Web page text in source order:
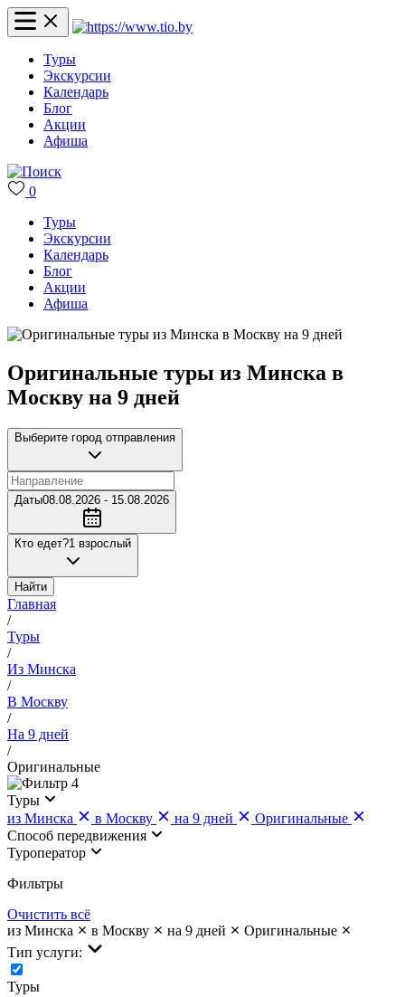
Туры
Экскурсии
Календарь
Блог
Акции
Афиша
0
Туры
Экскурсии
Календарь
Блог
Акции
Афиша
Оригинальные туры из Минска в
Москву на 9 дней
Выберите город отправления
Даты08.08.2026 - 15.08.2026
Кто едет?1 взрослый
Найти
Главная
/
Туры
/
Из Минска
/
В Москву
/
На 9 дней
/
Оригинальные
4
Туры
из Минска
в Москву на 9 дней
Оригинальные
Cпособ передвижения
Туроператор
Фильтры
Очистить всё
из Минска
в Москву на 9 дней
Оригинальные
Тип услуги:
Туры